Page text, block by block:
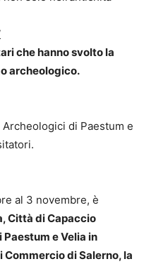
che hanno svolto la
archeologico.
Archeologici di Paestum e
al 3 novembre, è
Città di Capaccio
e Velia in
di Salerno, la